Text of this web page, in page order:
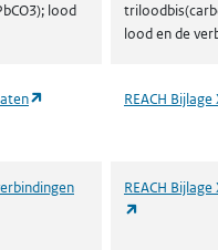
lood
lood en de
(opent in een nieuw
REACH
REACH